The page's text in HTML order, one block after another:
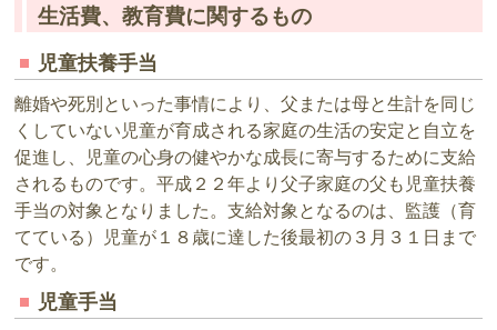
生活費、教育費に関するもの
児童扶養手当
離婚や死別といった事情により、父または母と生計を同じ
くしていない児童が育成される家庭の生活の安定と自立を
促進し、児童の心身の健やかな成長に寄与するために支給
されるものです。平成２２年より父子家庭の父も児童扶養
手当の対象となりました。支給対象となるのは、監護（育
てている）児童が１８歳に達した後最初の３月３１日まで
です。
児童手当